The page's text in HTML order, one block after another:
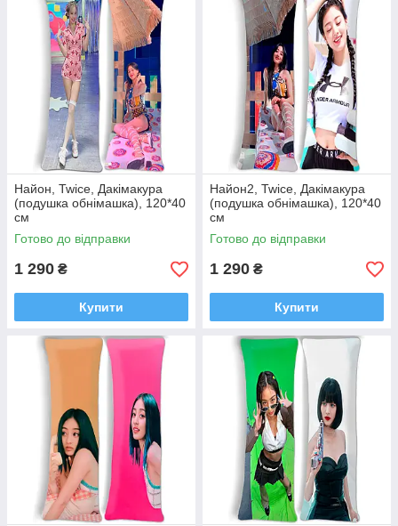
Найон, Twice, Дакімакура
(подушка обнімашка), 120*40
см
Готово до відправки
1 290 ₴
Купити
Найон2, Twice, Дакімакура
(подушка обнімашка), 120*40
см
Готово до відправки
1 290 ₴
Купити